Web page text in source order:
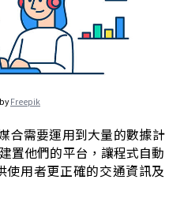
Freepik
合需要運用到大量的數據計
置他們的平台，讓程式自動
使用者更正確的交通資訊及